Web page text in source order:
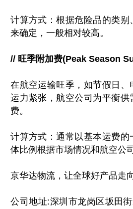
计算方式：根据危险品的类
来确定，一般相对较高。
// 旺季附加费(Peak Season
在航空运输旺季，如节假日
运力紧张，航空公司为平衡供
费。
计算方式：通常以基本运费
体比例根据市场情况和航空公
京华达物流，让全球好产品走
公司地址:深圳市龙岗区坂田